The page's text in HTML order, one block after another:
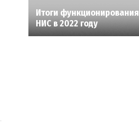
Итоги функционирования
НИС в 2022 году